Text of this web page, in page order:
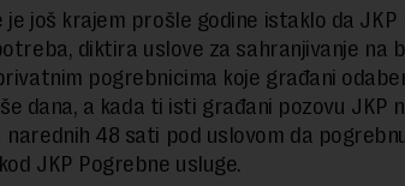
je još krajem prošle godine istaklo da
diktira uslove za sahranjivanje na
pogrebnicima koje građani
dana, a kada ti isti građani pozovu JKP
narednih 48 sati pod uslovom da
JKP Pogrebne usluge.